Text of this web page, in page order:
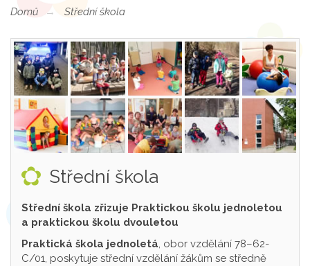
Domů Střední škola
Střední škola
Střední škola zřizuje Praktickou školu jednoletou
a praktickou školu dvouletou
Praktická škola jednoletá, obor vzdělání 78–62-
C/01, poskytuje střední vzdělání žákům se středně